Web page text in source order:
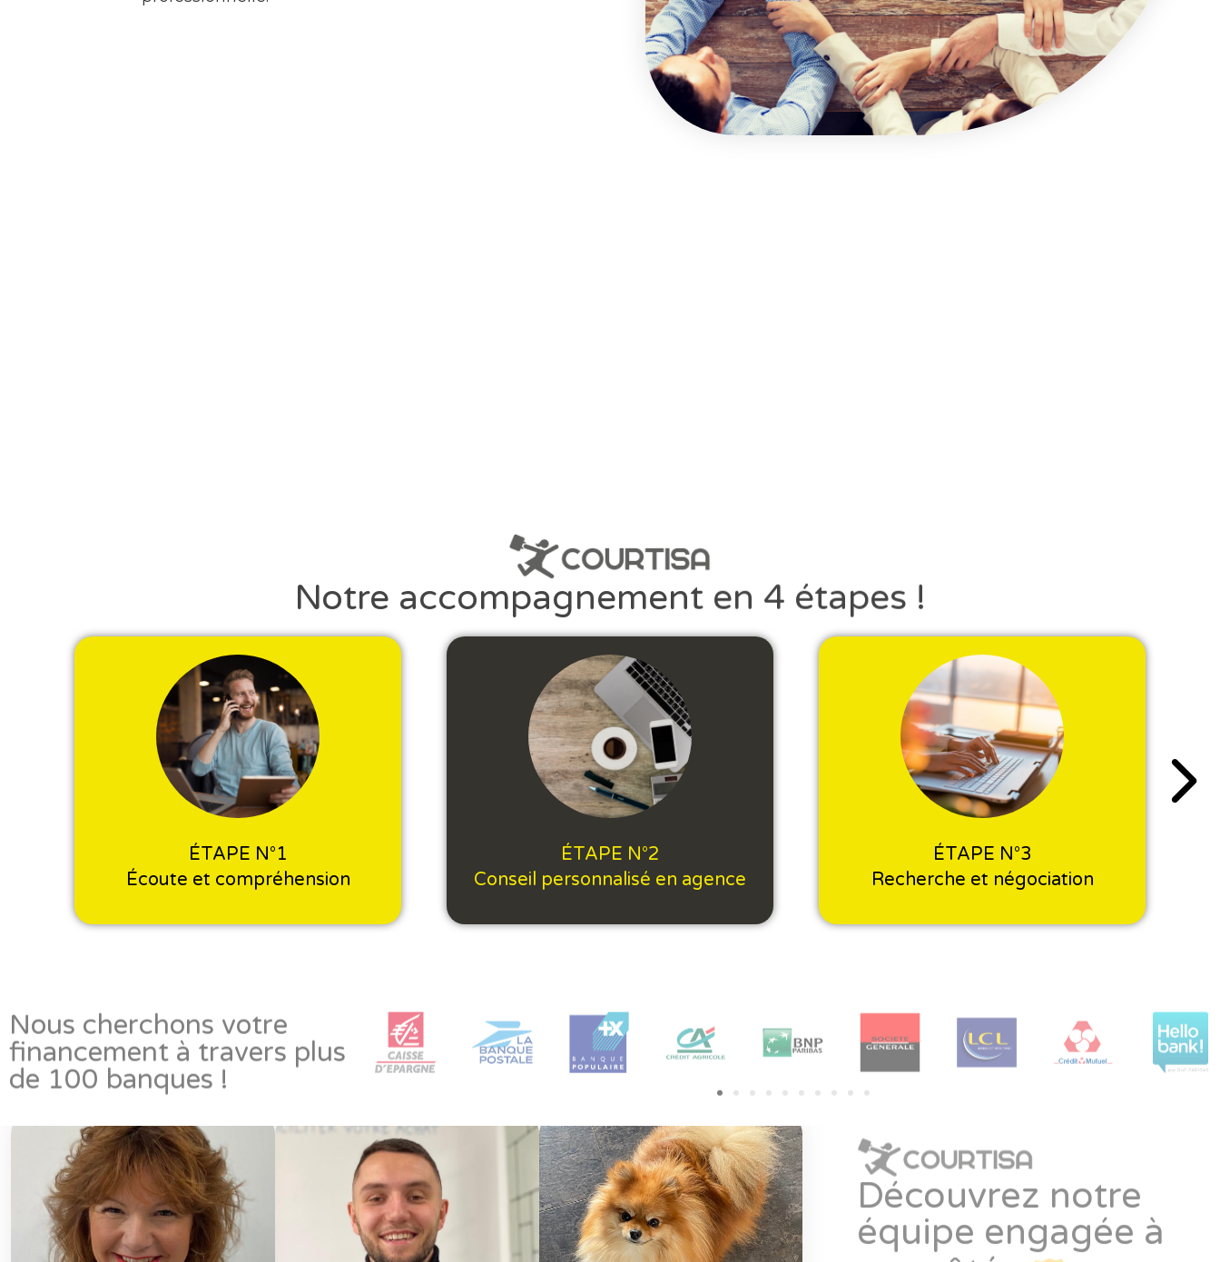
Notre accompagnement en 4 étapes !
ÉTAPE N°1
Écoute et compréhension
ÉTAPE N°2
Conseil personnalisé en agence
ÉTAPE N°3
Recherche et négociation
Nous cherchons votre
financement à travers plus
de 100 banques !
Découvrez notre
équipe engagée à